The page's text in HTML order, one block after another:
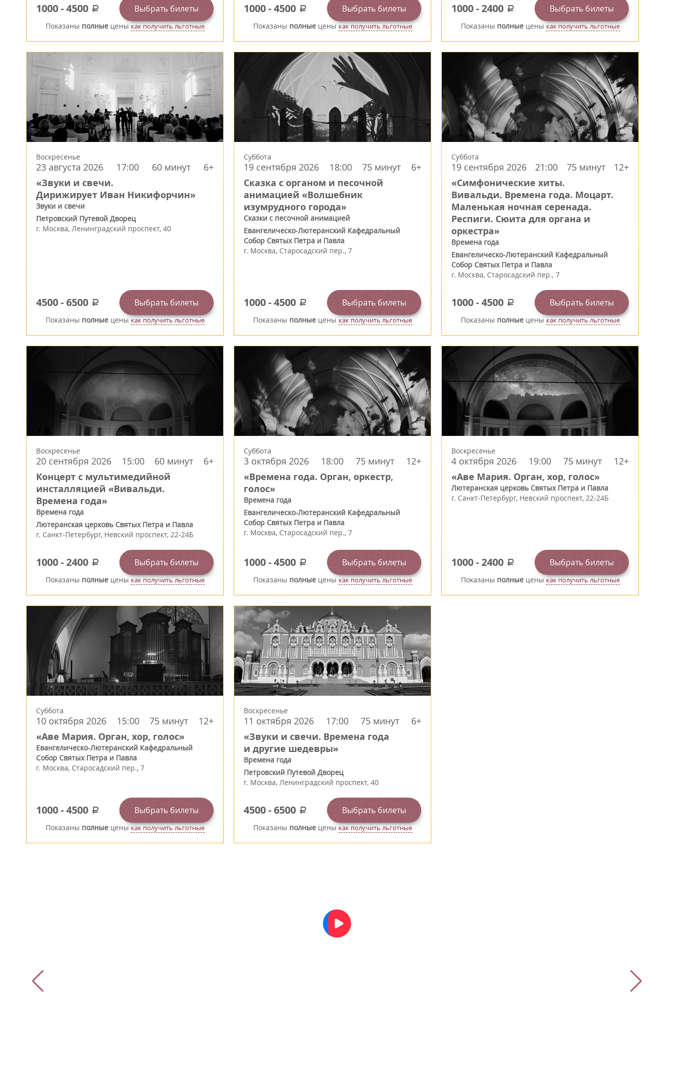
1000-4500 a Выбрать билеты
Показаны полныеценыкак получить льготные
1000-4500 a Выбрать билеты
Показаны полныеценыкак получить льготные
1000-2400 a Выбрать билеты
Показаны полныеценыкак получить льготные
Воскресенье
23 августа 2026 17:00 60 минут 6+
«Звуки и свечи.
Дирижирует Иван Никифорчин»
Звуки и свечи
Петровский Путевой Дворец
г. Москва, Ленинградский проспект, 40
4500-6500 a Выбрать билеты
Показаны полныеценыкак получить льготные
Суббота
19 сентября 2026 18:00 75 минут 6+
Сказка с органом и песочной
анимацией «Волшебник
изумрудного города»
Сказки с песочной анимацией
Евангелическо-Лютеранский Кафедральный
Собор Святых Петра и Павла
г. Москва, Старосадский пер., 7
1000-4500 a Выбрать билеты
Показаны полныеценыкак получить льготные
Суббота
19 сентября 2026 21:00 75 минут 12+
«Симфонические хиты.
Вивальди. Времена года. Моцарт.
Маленькая ночная серенада.
Респиги. Сюита для органа и
оркестра»
Времена года
Евангелическо-Лютеранский Кафедральный
Собор Святых Петра и Павла
г. Москва, Старосадский пер., 7
1000-4500 a Выбрать билеты
Показаны полныеценыкак получить льготные
Воскресенье
20 сентября 2026 15:00 60 минут 6+
Концерт с мультимедийной
инсталляцией «Вивальди.
Времена года»
Времена года
Лютеранская церковь Святых Петра и Павла
г. Санкт-Петербург, Невский проспект, 22-24Б
1000-2400 a Выбрать билеты
Показаны полныеценыкак получить льготные
Суббота
3 октября 2026 18:00 75 минут 12+
«Времена года. Орган, оркестр,
голос»
Времена года
Евангелическо-Лютеранский Кафедральный
Собор Святых Петра и Павла
г. Москва, Старосадский пер., 7
1000-4500 a Выбрать билеты
Показаны полныеценыкак получить льготные
Воскресенье
4 октября 2026 19:00 75 минут 12+
«Аве Мария. Орган, хор, голос»
Лютеранская церковь Святых Петра и Павла
г. Санкт-Петербург, Невский проспект, 22-24Б
1000-2400 a Выбрать билеты
Показаны полныеценыкак получить льготные
Суббота
10 октября 2026 15:00 75 минут 12+
«Аве Мария. Орган, хор, голос»
Евангелическо-Лютеранский Кафедральный
Собор Святых Петра и Павла
г. Москва, Старосадский пер., 7
1000-4500 a Выбрать билеты
Показаны полныеценыкак получить льготные
Воскресенье
11 октября 2026 17:00 75 минут 6+
«Звуки и свечи. Времена года
и другие шедевры»
Времена года
Петровский Путевой Дворец
г. Москва, Ленинградский проспект, 40
4500-6500 a Выбрать билеты
Показаны полныеценыкак получить льготные